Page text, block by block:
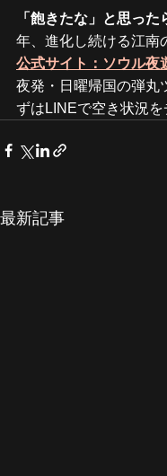
「飽きたな」と思った
年、進化し続ける江南
公式サイト：ソウル夜
夜発・日曜帰国の弾丸
ずはLINEで空き状況を
最新記事